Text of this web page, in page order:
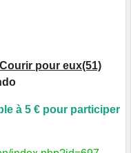
pour eux(51)
à 5 € pour participer